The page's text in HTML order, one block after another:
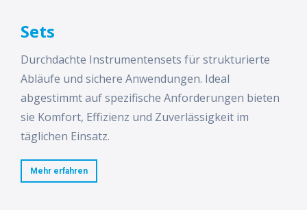
Sets
Durchdachte Instrumentensets für strukturierte
Abläufe und sichere Anwendungen. Ideal
abgestimmt auf spezifische Anforderungen bieten
sie Komfort, Effizienz und Zuverlässigkeit im
täglichen Einsatz.
Mehr erfahren